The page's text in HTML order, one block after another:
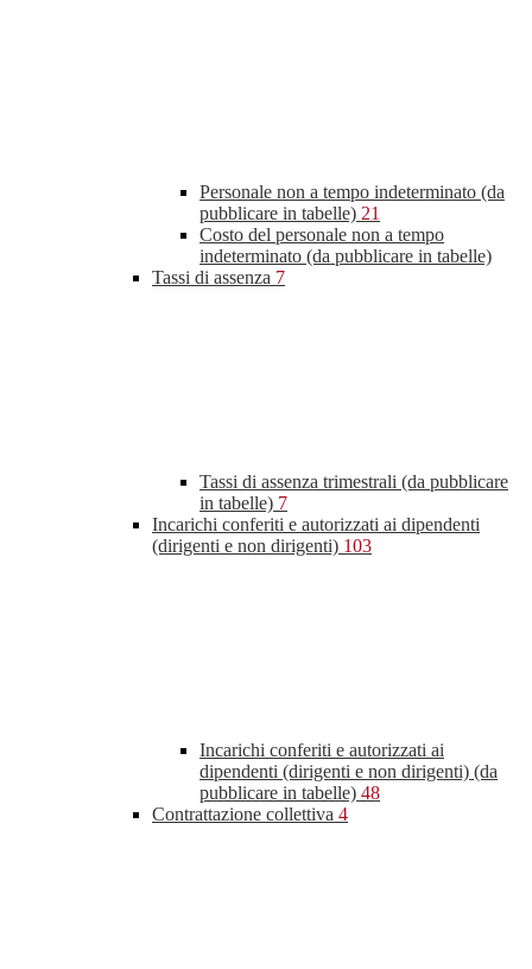
Personale non a tempo indeterminato (da
pubblicare in tabelle) 21
Costo del personale non a tempo
indeterminato (da pubblicare in tabelle)
Tassi di assenza 7
Tassi di assenza trimestrali (da pubblicare
in tabelle) 7
Incarichi conferiti e autorizzati ai dipendenti
(dirigenti e non dirigenti) 103
Incarichi conferiti e autorizzati ai
dipendenti (dirigenti e non dirigenti) (da
pubblicare in tabelle) 48
Contrattazione collettiva 4